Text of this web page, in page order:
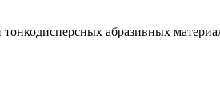
абразивных